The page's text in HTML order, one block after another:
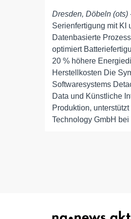
Dresden, Döbeln (ots)
Serienfertigung mit KI
Datenbasierte
optimiert
20 % höhere
Herstellkosten Die
Softwaresystems
Data und Künstliche
Produktion,
Technology GmbH bei